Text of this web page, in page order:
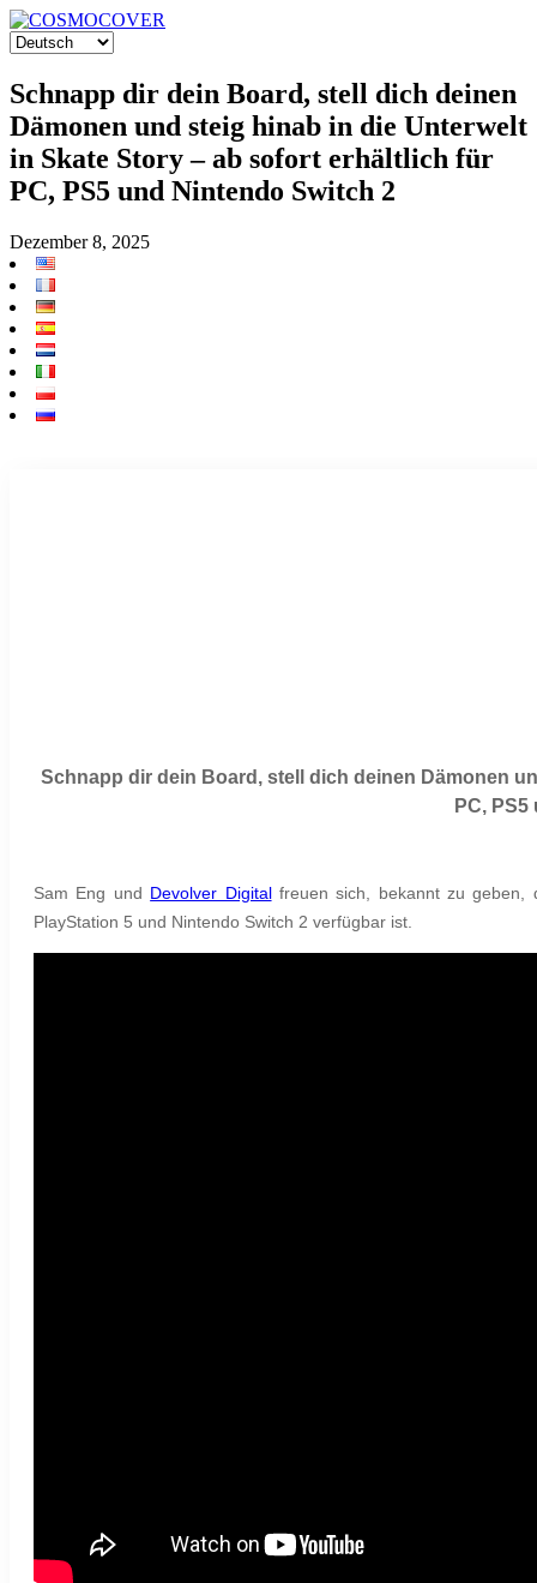
Schnapp dir dein Board, stell dich deinen
Dämonen und steig hinab in die Unterwelt
in Skate Story – ab sofort erhältlich für
PC, PS5 und Nintendo Switch 2
Dezember 8, 2025
Schnapp dir dein Board, stell dich deinen Dämonen
PC,
Sam Eng und Devolver Digitalfreuen sich, bekannt zu geben,
PlayStation 5 und Nintendo Switch 2 verfügbar ist.